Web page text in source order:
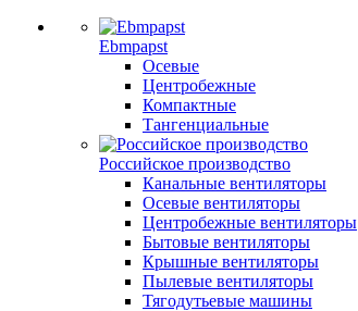
Ebmpapst
Осевые
Центробежные
Компактные
Тангенциальные
Российское производство
Канальные вентиляторы
Осевые вентиляторы
Центробежные вентиляторы
Бытовые вентиляторы
Крышные вентиляторы
Пылевые вентиляторы
Тягодутьевые машины